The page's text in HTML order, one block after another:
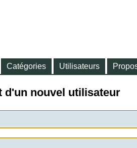
Catégories Utilisateurs
d'un nouvel utilisateur